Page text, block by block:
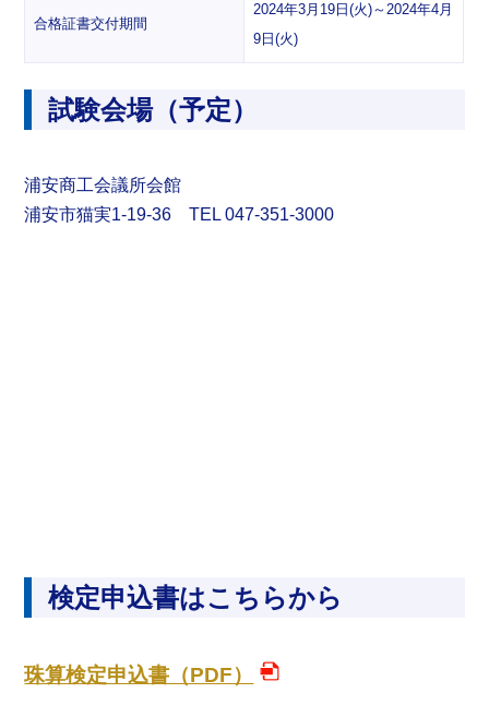
合格証書交付期間
2024年3月19日(火)～2024年4月
9日(火)
試験会場（予定）
浦安商工会議所会館
浦安市猫実1-19-36 TEL 047-351-3000
検定申込書はこちらから
珠算検定申込書（PDF）